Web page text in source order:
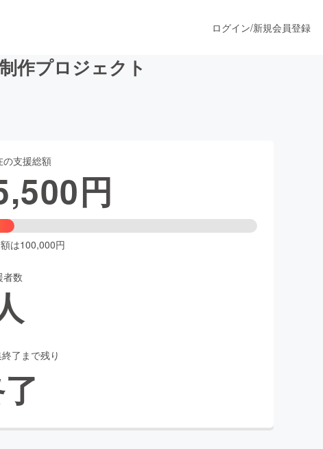
ファッション
ケア
ログイン/新規会員登録
作プロジェクト
の支援総額
円
は100,000円
者数
了まで残り